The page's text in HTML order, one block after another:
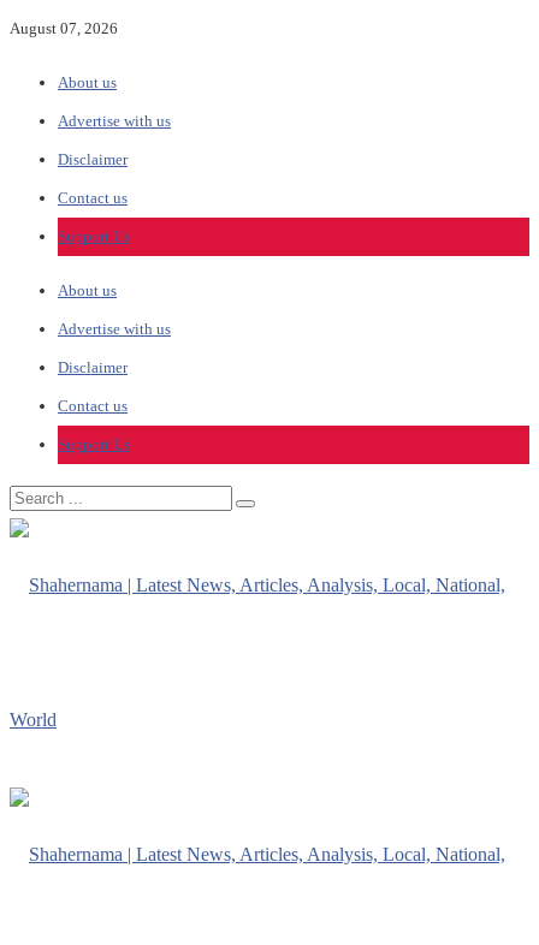
August 07, 2026
About us
Advertise with us
Disclaimer
Contact us
Support Us
About us
Advertise with us
Disclaimer
Contact us
Support Us